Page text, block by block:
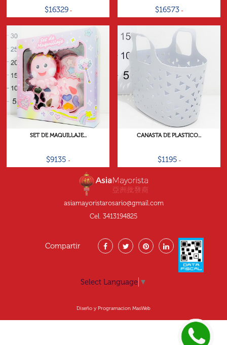
$16329 $16573
SET DE MAQUILLAJE...
$9135
CANASTA DE PLASTICO...
$1195
asiamayoristarosario@gmail.com
Cel. 3413194825
Compartir
Select Language ▼
Diseño y Programacion MasWeb